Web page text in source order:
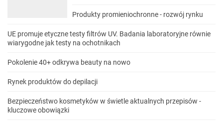
Produkty promieniochronne - rozwój rynku
UE promuje etyczne testy filtrów UV. Badania laboratoryjne równie
wiarygodne jak testy na ochotnikach
Pokolenie 40+ odkrywa beauty na nowo
Rynek produktów do depilacji
Bezpieczeństwo kosmetyków w świetle aktualnych przepisów -
kluczowe obowiązki